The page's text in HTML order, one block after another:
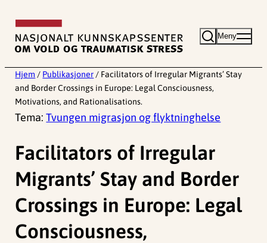
innhold
Meny
Hjem / Publikasjoner / Facilitators of Irregular Migrants’ Stay
and Border Crossings in Europe: Legal Consciousness,
Motivations, and Rationalisations.
Tema:Tvungen migrasjon og flyktninghelse
Facilitators of Irregular
Migrants’ Stay and Border
Crossings in Europe: Legal
Consciousness,